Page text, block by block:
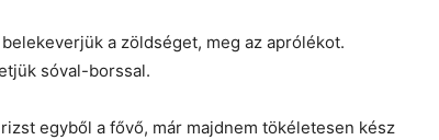
a zöldséget, meg az aprólékot.
sóval-borssal.
egyből a fővő, már majdnem tökéletesen kész